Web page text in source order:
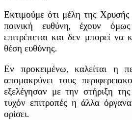
Εκτιμούμε ότι μέλη της
ποινική ευθύνη, έχουν
επιτρέπεται και δεν μπορεί να
θέση ευθύνης.
Εν προκειμένω, καλείται η
απομακρύνει τους
εξελέγησαν με την στήριξη
τυχόν επιτροπές η άλλα
ορίσει.